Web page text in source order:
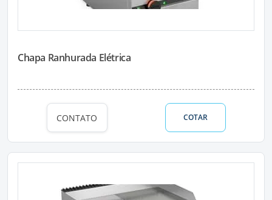
Chapa Ranhurada Elétrica
CONTATO COTAR